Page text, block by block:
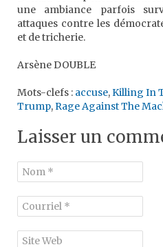
une ambiance parfois
attaques contre les
et de tricherie.
Arsène DOUBLE
Mots-clefs : accuse,Killing In
Trump,Rage Against The
Laisser un